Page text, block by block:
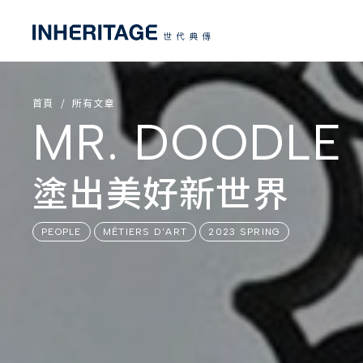
首頁 所有文章
MR. DOODLE
塗出美好新世界
PEOPLE MÉTIERS D'ART 2023 SPRING